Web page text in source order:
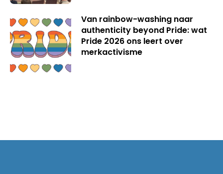
Van rainbow-washing naar
authenticity beyond Pride: wat
Pride 2026 ons leert over
merkactivisme